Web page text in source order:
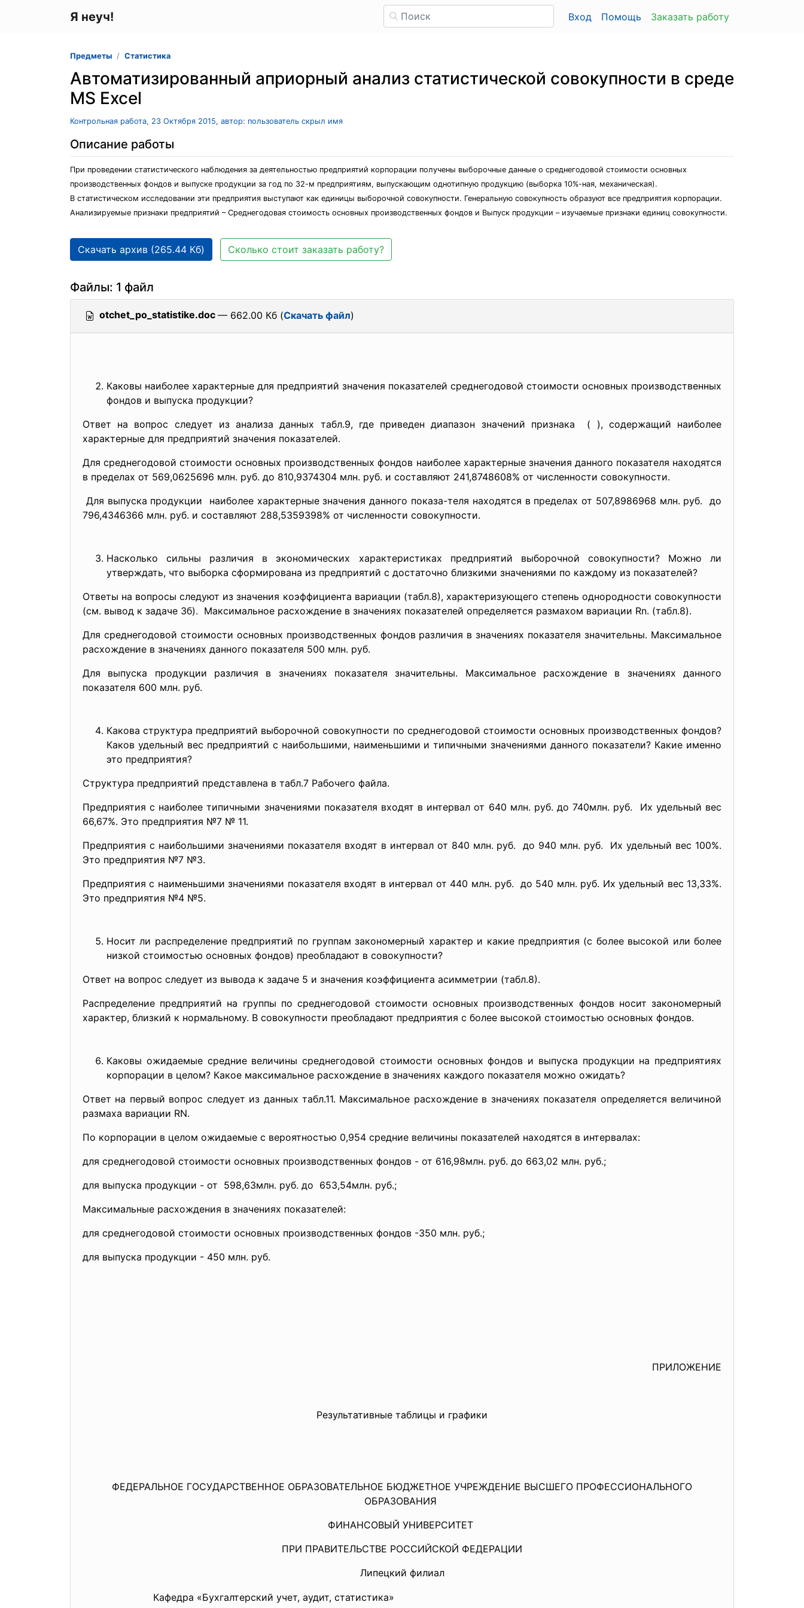
Я неуч! Вход Помощь Заказать работу
Предметы Статистика
Автоматизированный априорный анализ статистической совокупности в среде
MS Excel
Контрольная работа, 23 Октября 2015, автор: пользователь скрыл имя
Описание работы
При проведении статистического наблюдения за деятельностью предприятий корпорации получены выборочные данные о среднегодовой стоимости основных
производственных фондов и выпуске продукции за год по 32-м предприятиям, выпускающим однотипную продукцию (выборка 10%-ная, механическая).
В статистическом исследовании эти предприятия выступают как единицы выборочной совокупности. Генеральную совокупность образуют все предприятия корпорации.
Анализируемые признаки предприятий – Среднегодовая стоимость основных производственных фондов и Выпуск продукции – изучаемые признаки единиц совокупности.
Скачать архив (265.44 Кб) Сколько стоит заказать работу?
Файлы: 1 файл
otchet_po_statistike.doc — 662.00 Кб (Скачать файл)
Каковы наиболее характерные для предприятий значения показателей среднегодовой стоимости основных производственных
фондов и выпуска продукции?
Ответ на вопрос следует из анализа данных табл.9, где приведен диапазон значений признака ( ), содержащий наиболее
характерные для предприятий значения показателей.
Для среднегодовой стоимости основных производственных фондов наиболее характерные значения данного показателя находятся
в пределах от 569,0625696 млн. руб. до 810,9374304 млн. руб. и составляют 241,8748608% от численности совокупности.
Для выпуска продукции наиболее характерные значения данного показа-теля находятся в пределах от 507,8986968 млн. руб. до
796,4346366 млн. руб. и составляют 288,5359398% от численности совокупности.
Насколько сильны различия в экономических характеристиках предприятий выборочной совокупности? Можно ли
утверждать, что выборка сформирована из предприятий с достаточно близкими значениями по каждому из показателей?
Ответы на вопросы следуют из значения коэффициента вариации (табл.8), характеризующего степень однородности совокупности
(см. вывод к задаче 3б). Максимальное расхождение в значениях показателей определяется размахом вариации Rn. (табл.8).
Для среднегодовой стоимости основных производственных фондов различия в значениях показателя значительны. Максимальное
расхождение в значениях данного показателя 500 млн. руб.
Для выпуска продукции различия в значениях показателя значительны. Максимальное расхождение в значениях данного
показателя 600 млн. руб.
Какова структура предприятий выборочной совокупности по среднегодовой стоимости основных производственных фондов?
Каков удельный вес предприятий с наибольшими, наименьшими и типичными значениями данного показатели? Какие именно
это предприятия?
Структура предприятий представлена в табл.7 Рабочего файла.
Предприятия с наиболее типичными значениями показателя входят в интервал от 640 млн. руб. до 740млн. руб. Их удельный вес
66,67%. Это предприятия №7 № 11.
Предприятия с наибольшими значениями показателя входят в интервал от 840 млн. руб. до 940 млн. руб. Их удельный вес 100%.
Это предприятия №7 №3.
Предприятия с наименьшими значениями показателя входят в интервал от 440 млн. руб. до 540 млн. руб. Их удельный вес 13,33%.
Это предприятия №4 №5.
Носит ли распределение предприятий по группам закономерный характер и какие предприятия (с более высокой или более
низкой стоимостью основных фондов) преобладают в совокупности?
Ответ на вопрос следует из вывода к задаче 5 и значения коэффициента асимметрии (табл.8).
Распределение предприятий на группы по среднегодовой стоимости основных производственных фондов носит закономерный
характер, близкий к нормальному. В совокупности преобладают предприятия с более высокой стоимостью основных фондов.
Каковы ожидаемые средние величины среднегодовой стоимости основных фондов и выпуска продукции на предприятиях
корпорации в целом? Какое максимальное расхождение в значениях каждого показателя можно ожидать?
Ответ на первый вопрос следует из данных табл.11. Максимальное расхождение в значениях показателя определяется величиной
размаха вариации RN.
По корпорации в целом ожидаемые с вероятностью 0,954 средние величины показателей находятся в интервалах:
для среднегодовой стоимости основных производственных фондов - от 616,98млн. руб. до 663,02 млн. руб.;
для выпуска продукции - от 598,63млн. руб. до 653,54млн. руб.;
Максимальные расхождения в значениях показателей:
для среднегодовой стоимости основных производственных фондов -350 млн. руб.;
для выпуска продукции - 450 млн. руб.
ПРИЛОЖЕНИЕ
Результативные таблицы и графики
ФЕДЕРАЛЬНОЕ ГОСУДАРСТВЕННОЕ ОБРАЗОВАТЕЛЬНОЕ БЮДЖЕТНОЕ УЧРЕЖДЕНИЕ ВЫСШЕГО ПРОФЕССИОНАЛЬНОГО
ОБРАЗОВАНИЯ
ФИНАНСОВЫЙ УНИВЕРСИТЕТ
ПРИ ПРАВИТЕЛЬСТВЕ РОССИЙСКОЙ ФЕДЕРАЦИИ
Липецкий филиал
Кафедра «Бухгалтерский учет, аудит, статистика»